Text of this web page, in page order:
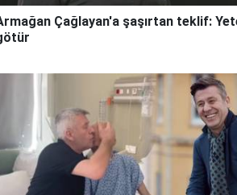
Çağlayan'a şaşırtan teklif: